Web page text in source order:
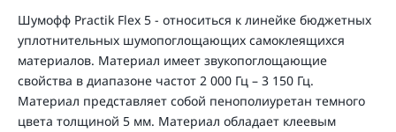
Шумофф Practik Flex 5 - относиться к линейке бюджетных
уплотнительных шумопоглощающих самоклеящихся
материалов. Материал имеет звукопоглощающие
свойства в диапазоне частот 2 000 Гц – 3 150 Гц.
Материал представляет собой пенополиуретан темного
цвета толщиной 5 мм. Материал обладает клеевым